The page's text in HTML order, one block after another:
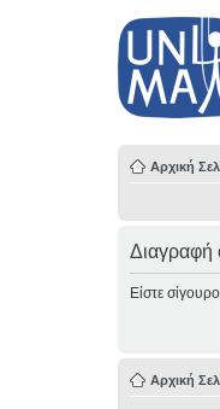
Αρχική
Διαγραφή
Είστε
Αρχική